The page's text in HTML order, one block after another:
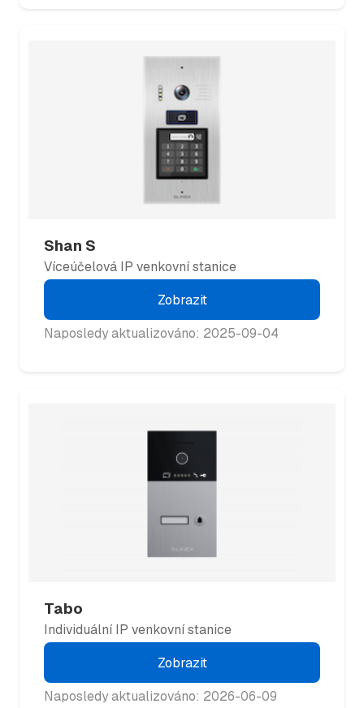
Shan S
Víceúčelová IP venkovní stanice
Zobrazit
Naposledy aktualizováno: 2025-09-04
Tabo
Individuální IP venkovní stanice
Zobrazit
Naposledy aktualizováno: 2026-06-09